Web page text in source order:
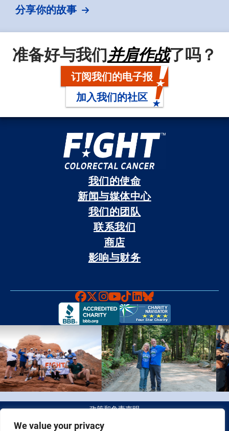
We value your privacy
分享你的故事
准备好与我们并肩作战了吗？
订阅我们的电子报
加入我们的社区
我们的使命
新闻与媒体中心
我们的团队
联系我们
商店
影响与财务
Faceboook
X Instagram
YouTube
TikTok
LinkedIn
Bluesky
政策和免责声明